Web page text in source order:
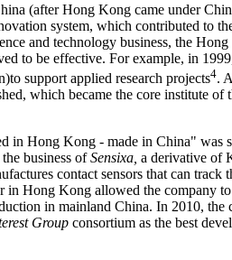
(after Hong Kong came under
system, which contributed to
and technology business, the
to be effective. For example, in
support applied research projects4.
which became the core institute of
in Hong Kong - made in China" was
business ofSensixa, a derivative of
contact sensors that can track
in Hong Kong allowed the company
in mainland China. In 2010, the
Group consortium as the best